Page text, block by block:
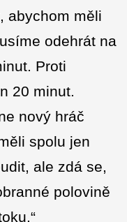
abychom měli
odehrát na
Proti
20 minut.
nový hráč
spolu jen
ale zdá se,
polovině